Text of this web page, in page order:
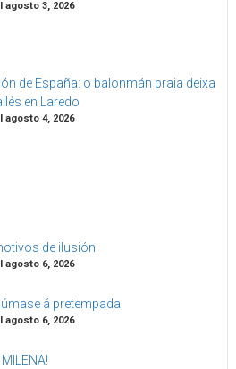
agosto 3, 2026
de España: o balonmán praia deixa
en Laredo
agosto 4, 2026
de ilusión
agosto 6, 2026
á pretempada
agosto 6, 2026